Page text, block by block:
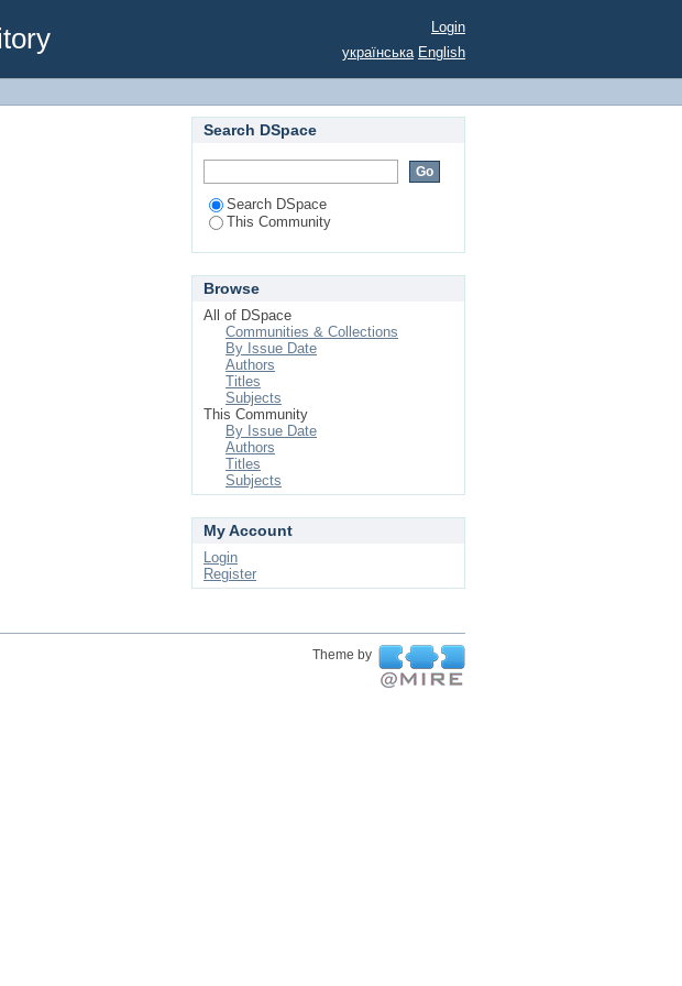
Login
українська English
Search DSpace
Search DSpace
This Community
Browse
All of DSpace
Communities & Collections
By Issue Date
Authors
Titles
Subjects
This Community
By Issue Date
Authors
Titles
Subjects
My Account
Login
Register
Theme by